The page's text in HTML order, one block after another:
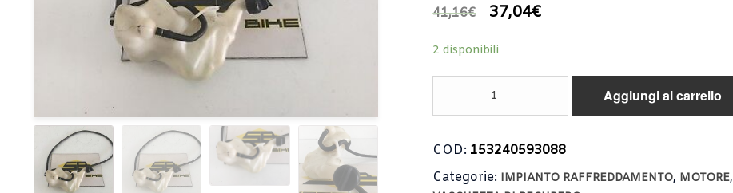
41,16€ 37,04€
2 disponibili
HONDA
TWIN
2017
Aggiungi al carrello
COD: 153240593088
Categorie: IMPIANTO RAFFREDDAMENTO, MOTORE,